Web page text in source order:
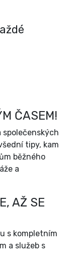
ČASEM!
tipy, kam
běžného
a
AŽ SE
s kompletním
a služeb s